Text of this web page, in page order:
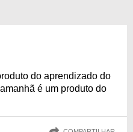
do aprendizado do
é um produto do